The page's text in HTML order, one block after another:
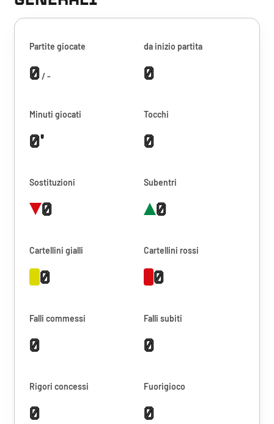
Partite giocate
0/ -
da inizio partita
0
Minuti giocati
0'
Tocchi
0
Sostituzioni
0
Subentri
0
Cartellini gialli
0
Cartellini rossi
0
Falli commessi
0
Falli subiti
0
Rigori concessi
0
Fuorigioco
0